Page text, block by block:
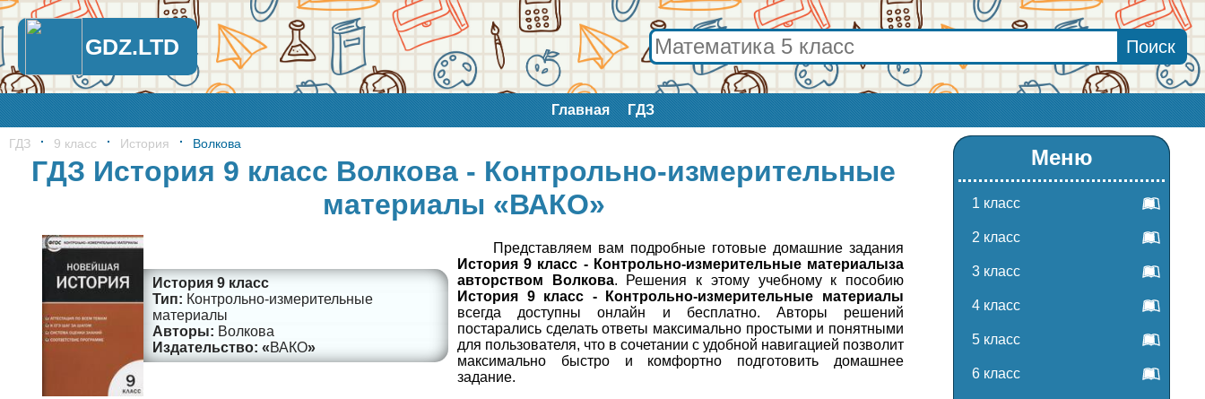
GDZ.LTD
Главная ГДЗ
ГДЗ 9 класс История Волкова
ГДЗ История 9 класс Волкова - Контрольно-измерительные
материалы «ВАКО»
История 9 класс
Контрольно-измерительные
материалы
Волкова
ВАКО
Представляем вам подробные готовые домашние задания
История 9 класc - Контрольно-измерительные материалыза
авторством Волкова. Решения к этому учебному к пособию
История 9 класc - Контрольно-измерительные материалы
всегда доступны онлайн и бесплатно. Авторы решений
постарались сделать ответы максимально простыми и понятными
для пользователя, что в сочетании с удобной навигацией позволит
максимально быстро и комфортно подготовить домашнее
задание.
Меню
1 класс
2 класс
3 класс
4 класс
5 класс
6 класс